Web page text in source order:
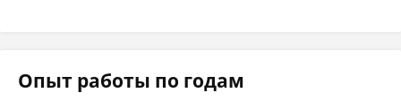
Опыт работы по годам